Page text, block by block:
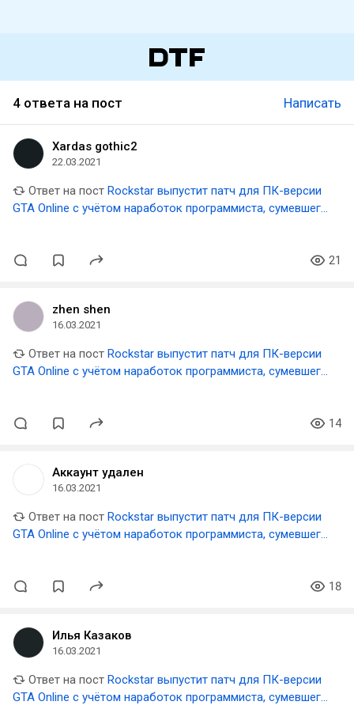
4 ответа на пост Написать
Xardas gothic2
22.03.2021
Ответ на пост Rockstar выпустит патч для ПК-версии
GTA Online с учётом наработок программиста, сумевшего
21
zhen shen
16.03.2021
Ответ на пост Rockstar выпустит патч для ПК-версии
GTA Online с учётом наработок программиста, сумевшего
14
Аккаунт удален
16.03.2021
Ответ на пост Rockstar выпустит патч для ПК-версии
GTA Online с учётом наработок программиста, сумевшего
18
Илья Казаков
16.03.2021
Ответ на пост Rockstar выпустит патч для ПК-версии
GTA Online с учётом наработок программиста, сумевшего